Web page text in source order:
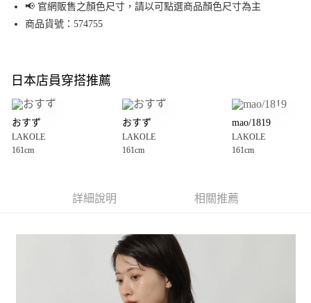
悠遊付
全盈+PAY
大哥付你分期
【大哥付你分期使用說明】
1.本服務由台灣大哥大提供，台灣大哥大用戶可立即使用無須另外申請。
2.付款方式選擇「大哥付你分期」，訂單成立後會自動跳轉到大哥付的交易
3.實際核准額度、可分期數及費用金額請依後續交易確認頁面所載為準。
4.訂單成立30分鐘內，如未前往確認交易或遇審核未通過，訂單將自動取
1.分期款項不併入電信帳單，「大哥付你分期」於每月結算日後寄送繳費提
2.透過簡訊連結打開帳單後，可選擇「超商條碼／台灣大直營門市／銀行轉
帳／街口支付／iPASS MONEY」等通路繳費。
AFTEE先享後付
３．安心：先確認商品／服務後，再付款。
【「AFTEE先享後付」結帳流程】
１．於結帳方式選擇「AFTEE先享後付」後，將跳轉至「AFTEE先享後付」
結帳頁面，進行簡訊認證並確認金額後，即可完成結帳。
２．訂單成立數日內，您將收到繳費通知簡訊。
每筆NT$80，滿NT$1,500(含以上)免運費
每筆NT$80，滿NT$1,500(含以上)免運費
📢 官網販售之顏色尺寸，請以可點選商品顏色尺寸為主
商品貨號：574755
日本店員穿搭推薦
おすず
LAKOLE
161cm
おすず
LAKOLE
161cm
mao/1819
LAKOLE
161cm
詳細說明 相關推薦